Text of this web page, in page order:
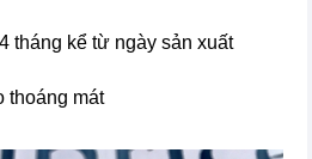
tháng kể từ ngày sản xuất
thoáng mát